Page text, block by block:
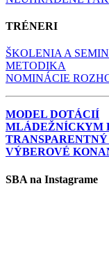
TRÉNERI
ŠKOLENIA A
METODIKA
NOMINÁCIE
MODEL DOTÁCIÍ
MLÁDEŽNÍCKYM
VÝBEROVÉ
SBA na Instagrame